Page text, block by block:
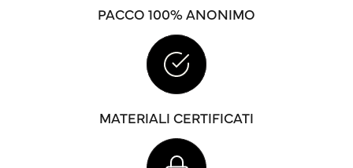
PACCO 100% ANONIMO
MATERIALI CERTIFICATI